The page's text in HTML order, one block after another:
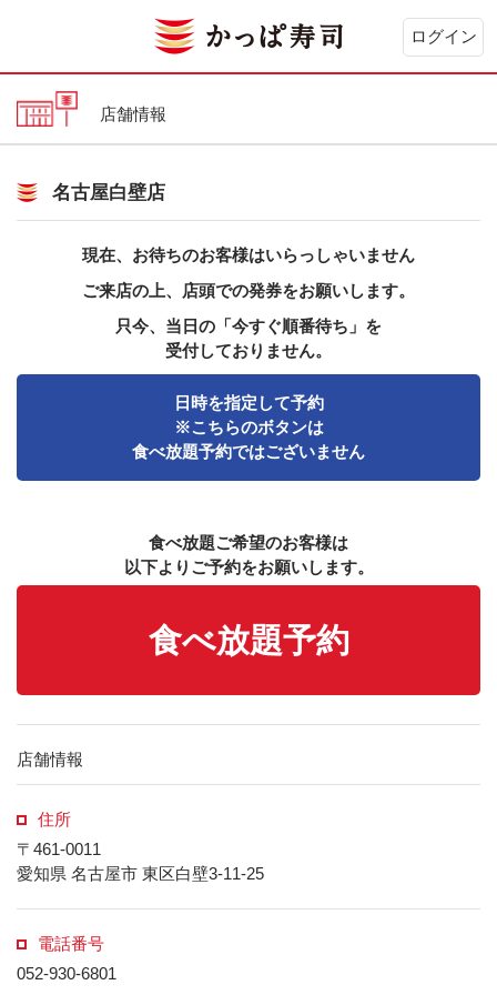
ログイン
店舗情報
名古屋白壁店
現在、お待ちのお客様はいらっしゃいません
ご来店の上、店頭での発券をお願いします。
只今、当日の「今すぐ順番待ち」を
受付しておりません。
日時を指定して予約
※こちらのボタンは
食べ放題予約ではございません
食べ放題ご希望のお客様は
以下よりご予約をお願いします。
食べ放題予約
店舗情報
住所
〒461-0011
愛知県 名古屋市 東区白壁3-11-25
電話番号
052-930-6801